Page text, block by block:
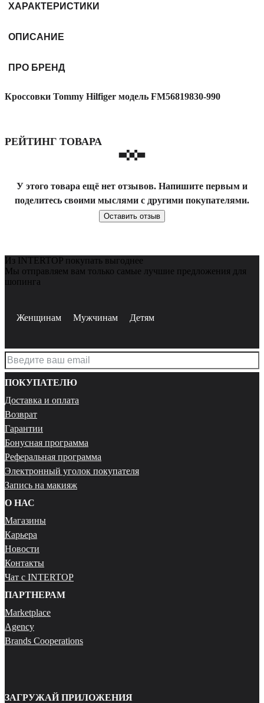
ХАРАКТЕРИСТИКИ
ОПИСАНИЕ
ПРО БРЕНД
Кроссовки Tommy Hilfiger модель FM56819830-990
РЕЙТИНГ ТОВАРА
У этого товара ещё нет отзывов. Напишите первым и
поделитесь своими мыслями с другими покупателями.
Оставить отзыв
Из INTERTOP покупать выгоднее
Мы отправляем вам только самые лучшие предложения для
шопинга
Женщинам Мужчинам Детям
ПОКУПАТЕЛЮ
Доставка и оплата
Возврат
Гарантии
Бонусная программа
Реферальная программа
Электронный уголок покупателя
Запись на макияж
О НАС
Магазины
Карьера
Новости
Контакты
Чат с INTERTOP
ПАРТНЕРАМ
Marketplace
Agency
Brands Cooperations
ЗАГРУЖАЙ ПРИЛОЖЕНИЯ